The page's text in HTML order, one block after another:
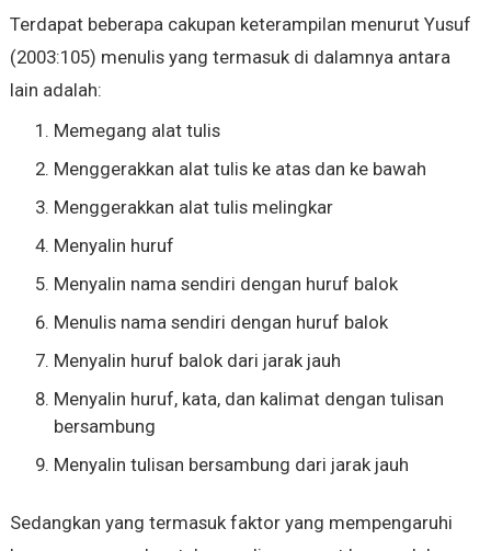
Terdapat beberapa cakupan keterampilan menurut Yusuf
(2003:105) menulis yang termasuk di dalamnya antara
lain adalah:
Memegang alat tulis
Menggerakkan alat tulis ke atas dan ke bawah
Menggerakkan alat tulis melingkar
Menyalin huruf
Menyalin nama sendiri dengan huruf balok
Menulis nama sendiri dengan huruf balok
Menyalin huruf balok dari jarak jauh
Menyalin huruf, kata, dan kalimat dengan tulisan
bersambung
Menyalin tulisan bersambung dari jarak jauh
Sedangkan yang termasuk faktor yang mempengaruhi